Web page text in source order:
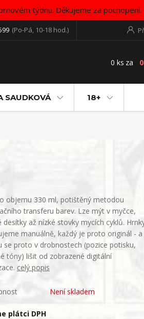
týdnu. Děkujeme za pochopení.
(Po-Pá, 10-18 hod.)
0 ks za
SAUDKOVÁ 18+
objemu 330 ml, potištěný metodou
transferu barev. Lze mýt v myčce,
desítky až nízké stovky mycích cyklů.
manuálně, každý je proto originál - a
se proto v drobnostech (pozice potisku,
tóny) lišit od zobrazené digitální
celý popis
Není skladem
plátci DPH